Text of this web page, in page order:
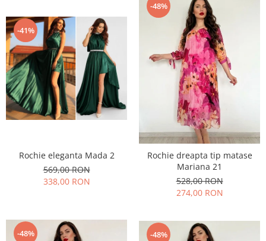
-41%
Rochie eleganta Mada 2
569,00 RON
338,00 RON
-48%
Rochie dreapta tip matase
Mariana 21
528,00 RON
274,00 RON
-48% -48%